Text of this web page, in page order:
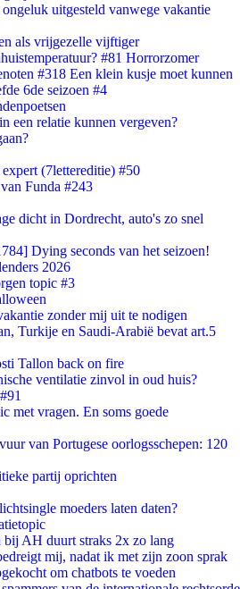
uitgesteld vanwege vakantie
als vrijgezelle vijftiger
#81 Horrorzomer
#318 Een klein kusje moet kunnen
6de seizoen #4
een relatie kunnen vergeven?
(7lettereditie) #50
Funda #243
dicht in Dordrecht, auto's zo snel
Dying seconds van het seizoen!
2026
topic #3
zonder mij uit te nodigen
Turkije en Saudi-Arabië bevat art.5
Tallon back on fire
ventilatie zinvol in oud huis?
met vragen. En soms goede
van Portugese oorlogsschepen: 120
partij oprichten
moeders laten daten?
bij AH duurt straks 2x zo lang
mij, nadat ik met zijn zoon sprak
om chatbots te voeden